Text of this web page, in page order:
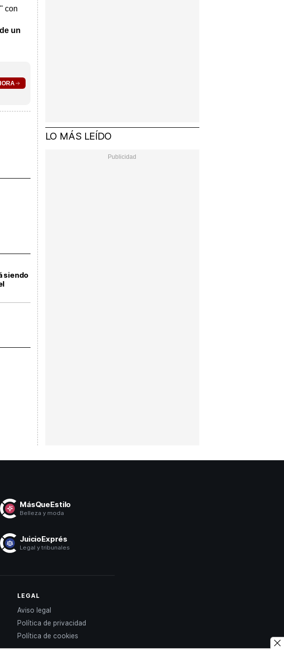
con
un
siendo
LO MÁS LEÍDO
MásQueEstilo
Belleza y moda
JuicioExprés
Legal y tribunales
LEGAL
Aviso legal
Política de privacidad
Política de cookies